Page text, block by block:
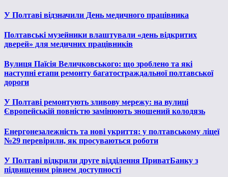
У Полтаві відзначили День медичного працівника
Полтавські музейники влаштували «день відкритих
дверей» для медичних працівників
Вулиця Паїсія Величковського: що зроблено та які
наступні етапи ремонту багатостраждальної полтавської
дороги
У Полтаві ремонтують зливову мережу: на вулиці
Європейській повністю замінюють зношений колодязь
Енергонезалежність та нові укриття: у полтавському ліцеї
№29 перевірили, як просуваються роботи
У Полтаві відкрили друге відділення ПриватБанку з
підвищеним рівнем доступності